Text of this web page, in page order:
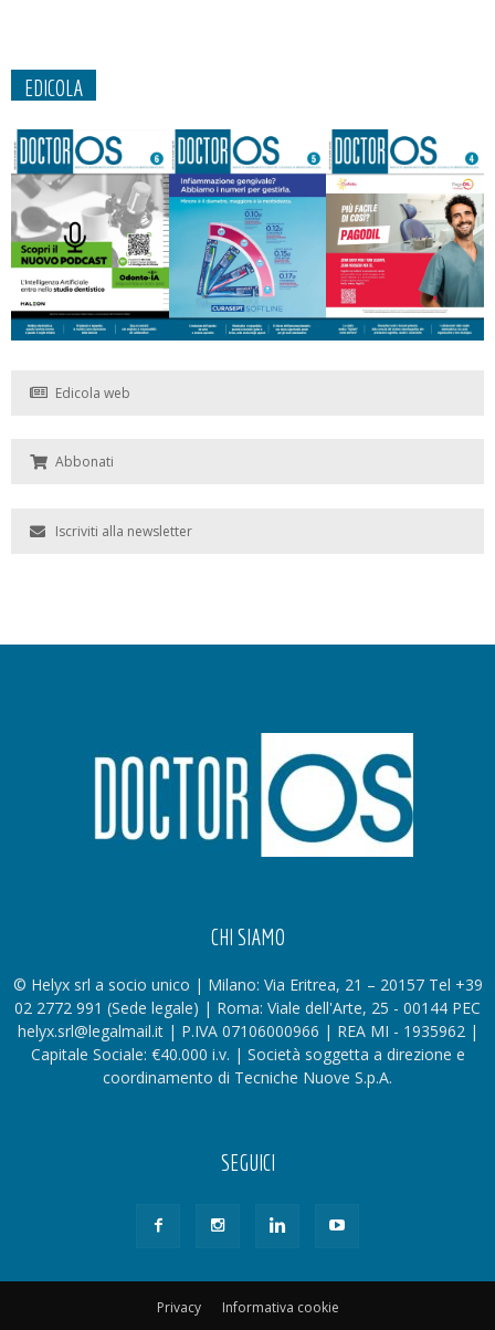
EDICOLA
Edicola web
Abbonati
Iscriviti alla newsletter
CHI SIAMO
© Helyx srl a socio unico | Milano: Via Eritrea, 21 – 20157 Tel +39
02 2772 991 (Sede legale) | Roma: Viale dell'Arte, 25 - 00144 PEC
helyx.srl@legalmail.it | P.IVA 07106000966 | REA MI - 1935962 |
Capitale Sociale: €40.000 i.v. | Società soggetta a direzione e
coordinamento di Tecniche Nuove S.p.A.
SEGUICI
Privacy Informativa cookie